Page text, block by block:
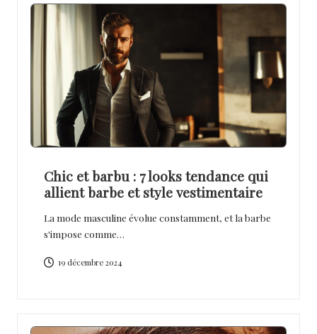
Chic et barbu : 7 looks tendance qui
allient barbe et style vestimentaire
La mode masculine évolue constamment, et la barbe
s'impose comme…
19 décembre 2024